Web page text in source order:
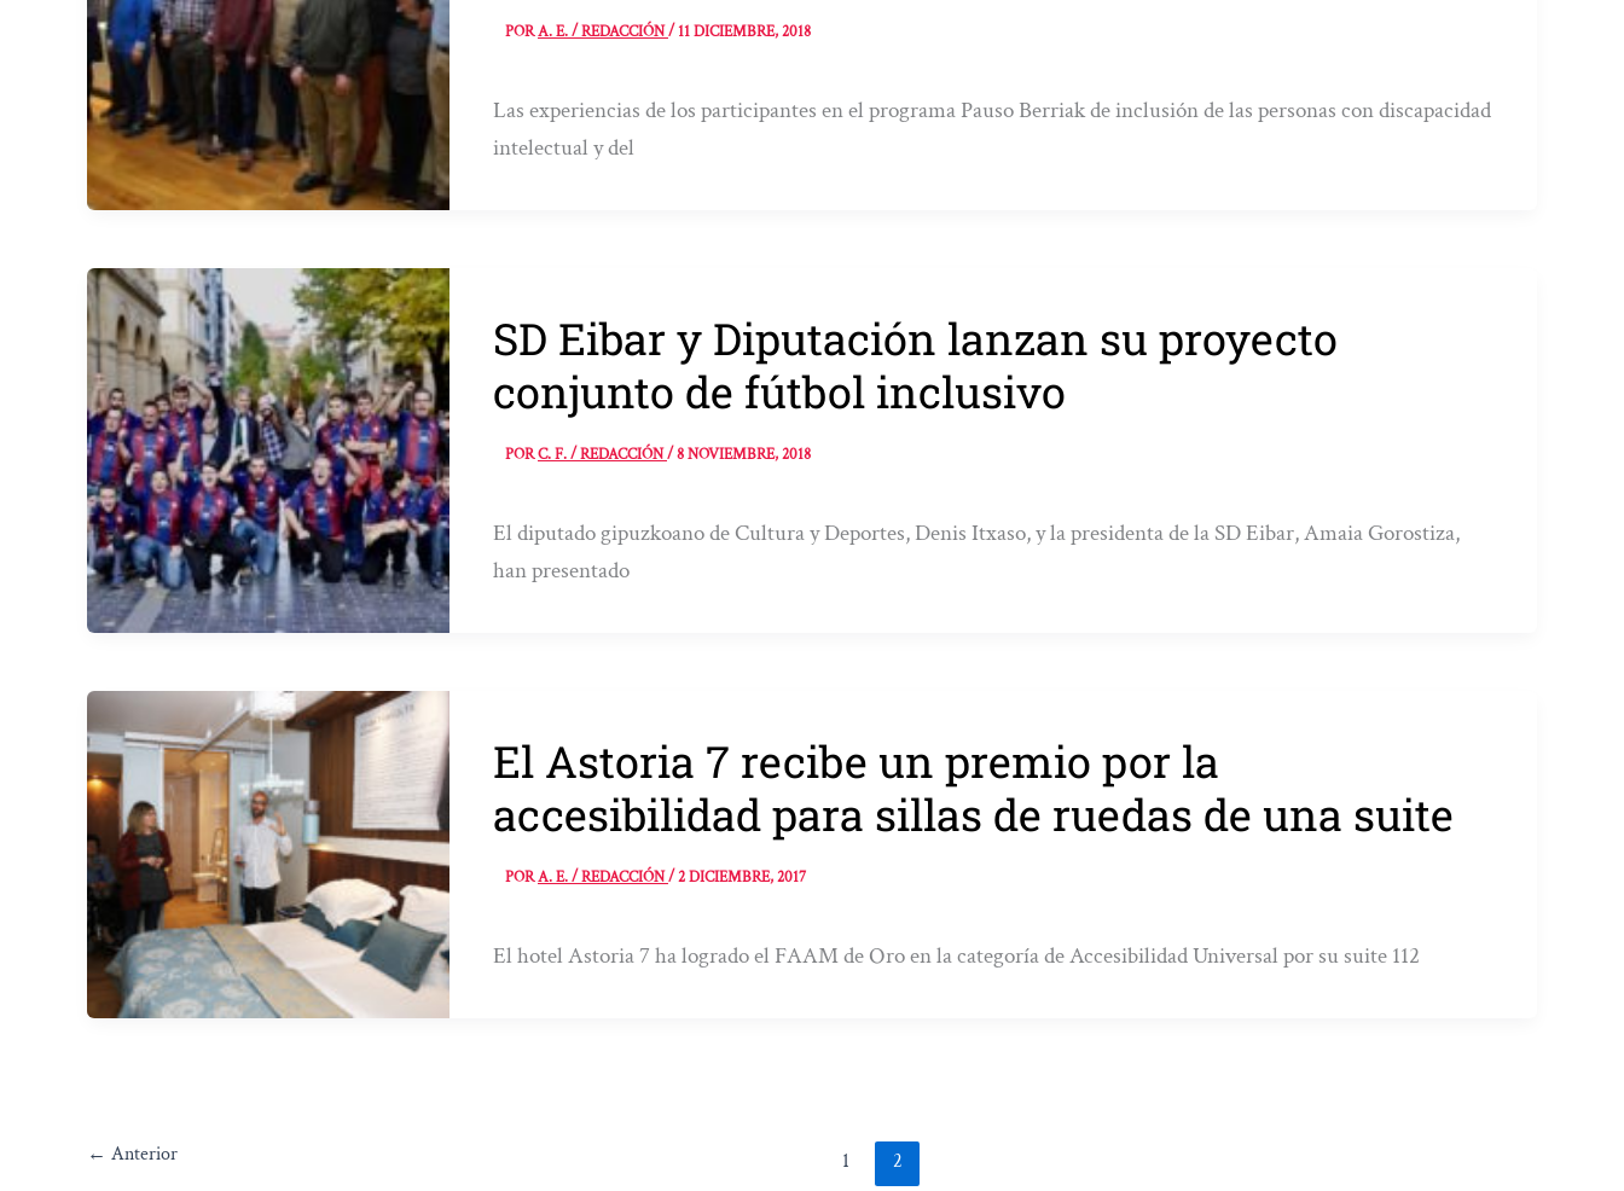
PORA. E. / REDACCIÓN/11 DICIEMBRE, 2018
Las experiencias de los participantes en el programa Pauso Berriak de inclusión de las personas con discapacidad
intelectual y del
SD Eibar y Diputación lanzan su proyecto
conjunto de fútbol inclusivo
PORC. F. / REDACCIÓN/8 NOVIEMBRE, 2018
El diputado gipuzkoano de Cultura y Deportes, Denis Itxaso, y la presidenta de la SD Eibar, Amaia Gorostiza,
han presentado
El Astoria 7 recibe un premio por la
accesibilidad para sillas de ruedas de una suite
PORA. E. / REDACCIÓN/2 DICIEMBRE, 2017
El hotel Astoria 7 ha logrado el FAAM de Oro en la categoría de Accesibilidad Universal por su suite 112
← Anterior 1 2